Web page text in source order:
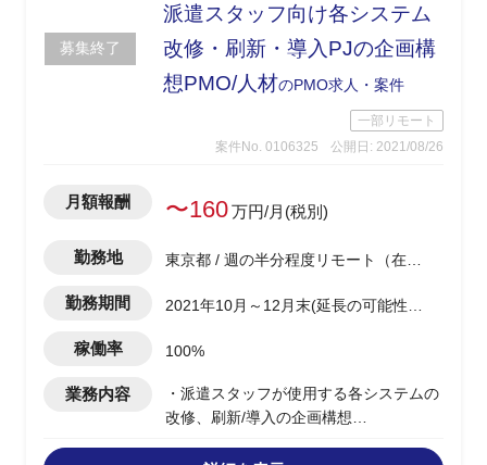
・クライアントフェイシング
募集終了
派遣スタッフ向け各システム
改修・刷新・導入PJの企画構
想PMO/人材のPMO求人・案件
一部リモート
案件No. 0106325
公開日: 2021/08/26
月額報酬 〜160万円/月(税別)
勤務地
東京都 / 週の半分程度リモート（在
勤務期間
2021年10月～12月末(延長の可能性有
稼働率 100%
業務内容
・派遣スタッフが使用する各システムの
改修、刷新/導入の企画構想